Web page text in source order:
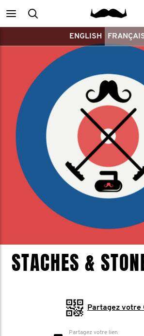
MainRecherche
ENGLISH
STACHES &
Partagez votre
Partagez votre lien